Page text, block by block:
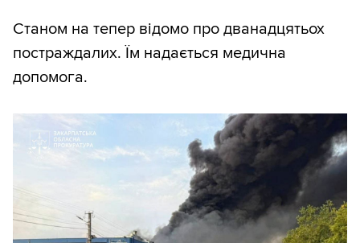
Станом на тепер відомо про дванадцятьох
постраждалих. Їм надається медична
допомога.